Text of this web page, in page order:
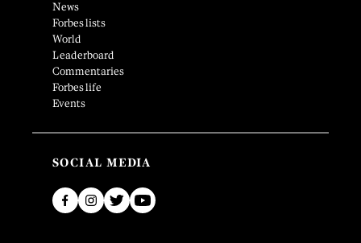
News
Forbes lists
World
Leaderboard
Commentaries
Forbes life
Events
SOCIAL MEDIA